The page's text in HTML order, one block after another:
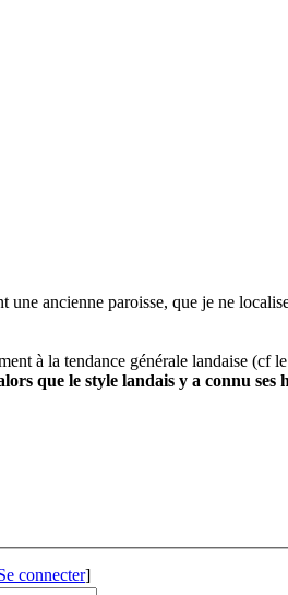
ancienne paroisse, que je ne
à la tendance générale landaise (cf
que le style landais y a connu
connecter]